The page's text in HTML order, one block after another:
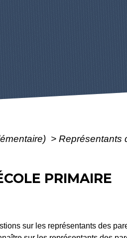
> Représentants
PRIMAIRE
sur les représentants des